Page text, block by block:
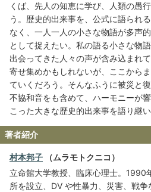
くば、先人の知恵に学び、人類の愚
う。歴史的出来事を、公式に語られ
なく、一人一人の小さな物語が多声
として捉えたい。私の語る小さな物
出会ってきた人々の声が含み込まれ
寄せ集めかもしれないが、ここから
ていくだろう。そんなふうに被災と
不協和音をも含めて、ハーモニーが
こった大きな歴史的出来事を語り継
著者紹介
村本邦子 （ムラモトクニコ）
立命館大学教授、臨床心理士。1990
所を設立、DV や性暴力、災害、戦